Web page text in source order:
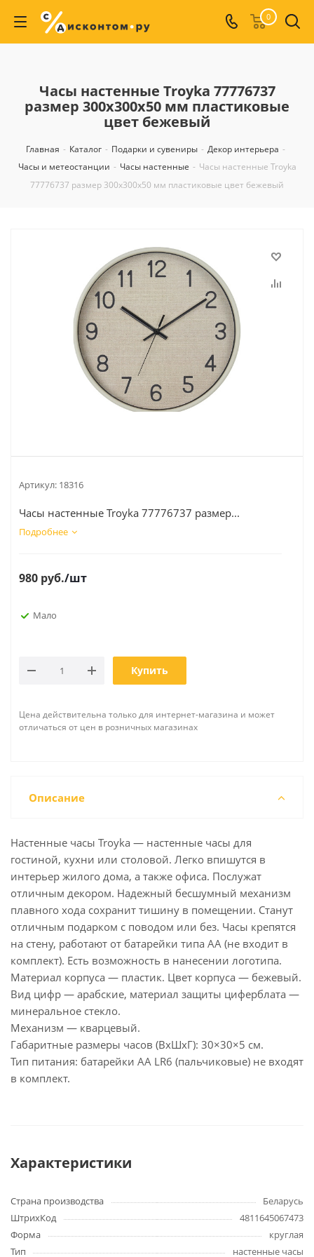
0
Часы настенные Troyka 77776737
размер 300х300х50 мм пластиковые
цвет бежевый
Главная - Каталог - Подарки и сувениры - Декор интерьера -
Часы и метеостанции - Часы настенные - Часы настенные Troyka
77776737 размер 300х300х50 мм пластиковые цвет бежевый
Артикул: 18316
Часы настенные Troyka 77776737 размер...
Подробнее
980 руб./шт
Мало
Купить
Цена действительна только для интернет-магазина и может
отличаться от цен в розничных магазинах
Описание
Настенные часы Troyka — настенные часы для
гостиной, кухни или столовой. Легко впишутся в
интерьер жилого дома, а также офиса. Послужат
отличным декором. Надежный бесшумный механизм
плавного хода сохранит тишину в помещении. Станут
отличным подарком с поводом или без. Часы крепятся
на стену, работают от батарейки типа АА (не входит в
комплект). Есть возможность в нанесении логотипа.
Материал корпуса — пластик. Цвет корпуса — бежевый.
Вид цифр — арабские, материал защиты циферблата —
минеральное стекло.
Механизм — кварцевый.
Габаритные размеры часов (ВхШхГ): 30×30×5 см.
Тип питания: батарейки АА LR6 (пальчиковые) не входят
в комплект.
Характеристики
Страна производства
Беларусь
ШтрихКод
4811645067473
Форма
круглая
Тип
настенные часы